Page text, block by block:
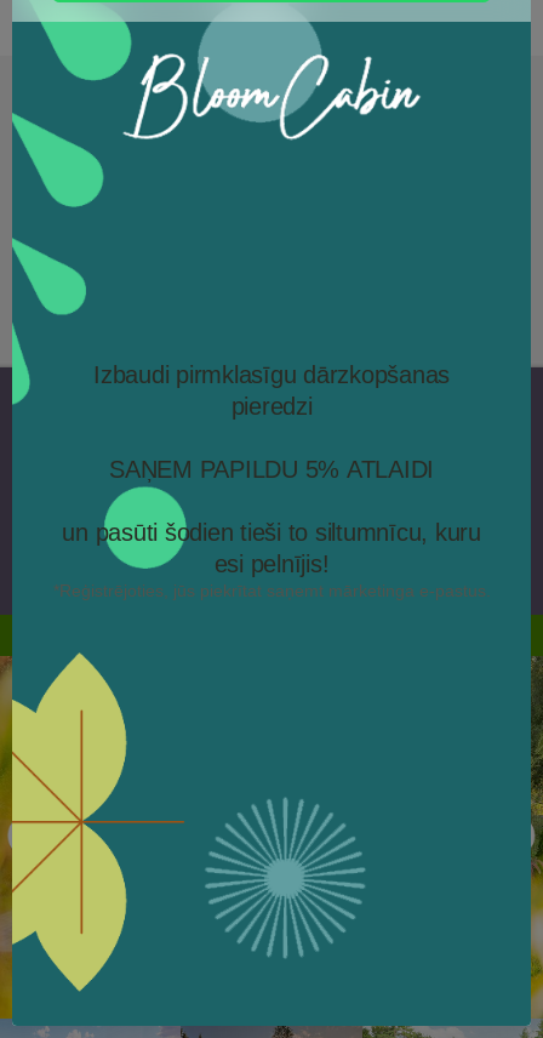
Izvēlieties siltumnīcas veidu
Piedāvājam plašu preču klāstu – šeit Jūs atradīsiet savam dārzam
piemērotāko siltumnīcu vai dārza māju.
Pieraksties jaunumiem!
Uzzini par aktualitātēm un īpašajiem
Pierakstīties